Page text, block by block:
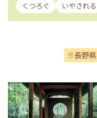
くつろぐ
いやされる
長野県